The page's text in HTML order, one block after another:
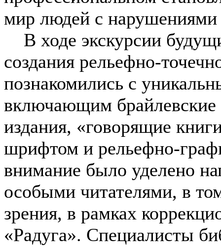
мир людей с нарушениями
В ходе экскурсии
создания рельефно-
познакомились с
включающим брайлевские
издания, «говорящие
шрифтом и рельефно-
внимание было уделено
особыми читателями, в
зрения, в рамках
«Радуга». Специалисты